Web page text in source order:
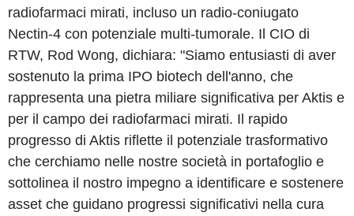
radiofarmaci mirati, incluso un radio-coniugato
Nectin-4 con potenziale multi-tumorale. Il CIO di
RTW, Rod Wong, dichiara: "Siamo entusiasti di aver
sostenuto la prima IPO biotech dell'anno, che
rappresenta una pietra miliare significativa per Aktis e
per il campo dei radiofarmaci mirati. Il rapido
progresso di Aktis riflette il potenziale trasformativo
che cerchiamo nelle nostre società in portafoglio e
sottolinea il nostro impegno a identificare e sostenere
asset che guidano progressi significativi nella cura